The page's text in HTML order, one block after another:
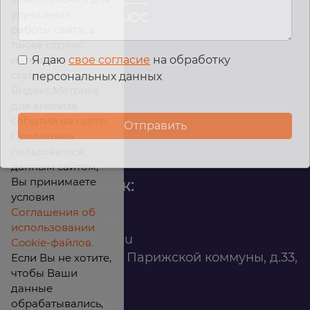
Контакты
Вакансии
Офис продаж:
infomarket@ilan.su
г. Красноярск, ул. Парижской коммуны, д.33,
помещ. 302
ИНН: 2465263327
Я даю свое согласие на обработку
персональных данных
также сервис
интернет-
статистики
Продолжая
данным сайтом,
Вы принимаете
условия
Соглашения об
использовании
Cookie-файлов.
Если Вы не хотите,
чтобы Ваши
данные
обрабатывались,